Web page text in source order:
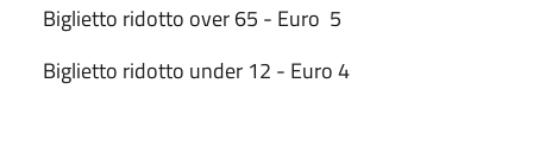
Biglietto ridotto over 65 - Euro 5
Biglietto ridotto under 12 - Euro 4